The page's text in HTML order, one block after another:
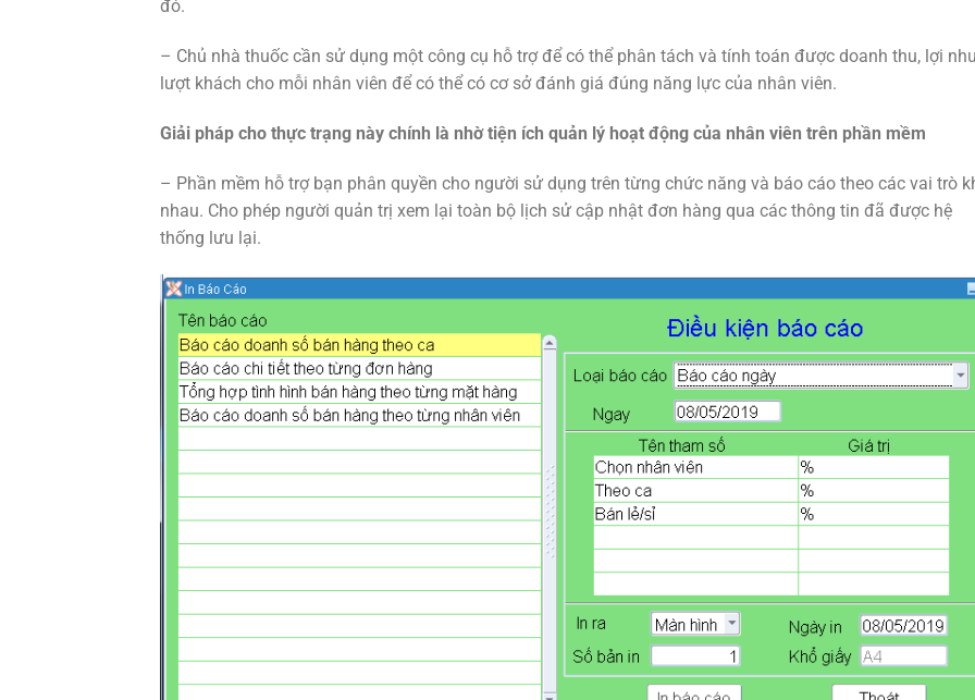
đó.
– Chủ nhà thuốc cần sử dụng một công cụ hỗ trợ để có thể phân tách và tính toán được doanh thu, lợi
lượt khách cho mỗi nhân viên để có thể có cơ sở đánh giá đúng năng lực của nhân viên.
Giải pháp cho thực trạng này chính là nhờ tiện ích quản lý hoạt động của nhân viên trên phần mềm
– Phần mềm hỗ trợ bạn phân quyền cho người sử dụng trên từng chức năng và báo cáo theo các vai trò
nhau. Cho phép người quản trị xem lại toàn bộ lịch sử cập nhật đơn hàng qua các thông tin đã được hệ
thống lưu lại.